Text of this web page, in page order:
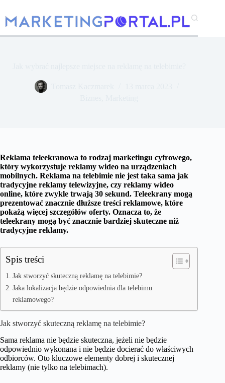
treści
Reklama teleekranowa to rodzaj marketingu cyfrowego,
który wykorzystuje reklamy wideo na urządzeniach
mobilnych. Reklama na telebimie nie jest taka sama jak
tradycyjne reklamy telewizyjne, czy reklamy wideo
online, które zwykle trwają 30 sekund. Teleekrany mogą
prezentować znacznie dłuższe treści reklamowe, które
pokażą więcej szczegółów oferty. Oznacza to, że
teleekrany mogą być znacznie bardziej skuteczne niż
tradycyjne reklamy.
Spis treści
Jak stworzyć skuteczną reklamę na telebimie?
Jaka lokalizacja będzie odpowiednia dla telebimu
reklamowego?
Jak stworzyć skuteczną reklamę na telebimie?
Sama reklama nie będzie skuteczna, jeżeli nie będzie
odpowiednio wykonana i nie będzie docierać do właściwych
odbiorców. Oto kluczowe elementy dobrej i skutecznej
reklamy (nie tylko na telebimach).